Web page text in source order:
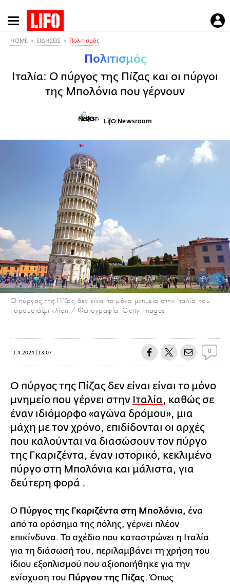
Παράκαμψη
προς
HOME ΕΙΔΗΣΕΙΣ Πολιτισμός
Πολιτισμός
Ιταλία: Ο πύργος της Πίζας και οι πύργοι
της Μπολόνια που γέρνουν
LifO Newsroom
Ο πύργος της Πίζας δεν είναι το μόνο μνημείο στην Ιταλία που
παρουσιάζει κλίση / Φωτογραφία: Getty Images
1.4.2024 | 13:07 0
Ο πύργος της Πίζας δεν είναι είναι το μόνο
μνημείο που γέρνει στην Ιταλία, καθώς σε
έναν ιδιόμορφο «αγώνα δρόμου», μια
μάχη με τον χρόνο, επιδίδονται οι αρχές
που καλούνται να διασώσουν τον πύργο
της Γκαριζέντα, έναν ιστορικό, κεκλιμένο
πύργο στη Μπολόνια και μάλιστα, για
δεύτερη φορά .
Ο Πύργος της Γκαριζέντα στη Μπολόνια, ένα
από τα ορόσημα της πόλης, γέρνει πλέον
επικίνδυνα. Το σχέδιο που καταστρώνει η Ιταλία
για τη διάσωσή του, περιλαμβάνει τη χρήση του
ίδιου εξοπλισμού που αξιοποιήθηκε για την
ενίσχυση του Πύργου της Πίζας. Όπως